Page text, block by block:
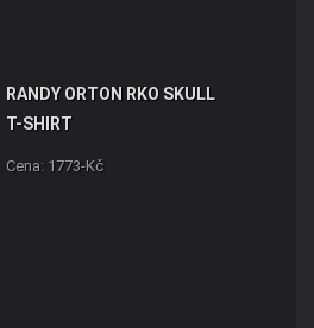
RANDY ORTON RKO SKULL
T-SHIRT
Cena: 1773-Kč